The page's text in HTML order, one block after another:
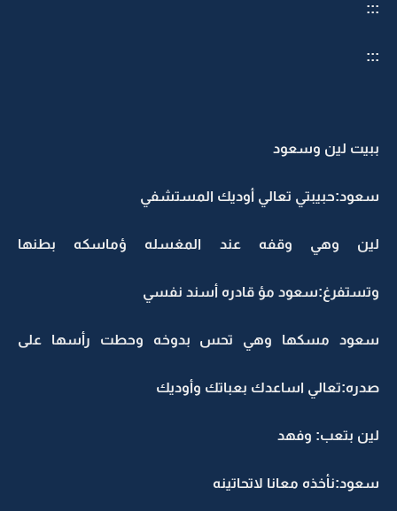
:::
:::
ببيت لين وسعود
سعود:حبيبتي تعالي أوديك المستشفي
لين وهي وقفه عند المغسله ؤماسكه بطنها
وتستفرغ:سعود مؤ قادره أسند نفسي
سعود مسكها وهي تحس بدوخه وحطت رأسها على
صدره:تعالي اساعدك بعباتك وأوديك
لين بتعب: وفهد
سعود:نأخذه معانا لاتحاتينه